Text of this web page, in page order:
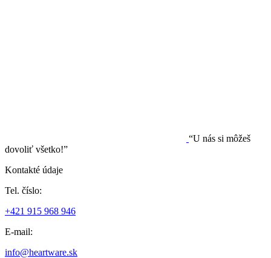
“U nás si môžeš
dovoliť všetko!”
Kontakté údaje
Tel. číslo:
+421 915 968 946
E-mail:
info@heartware.sk